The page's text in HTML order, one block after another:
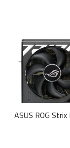
ASUS ROG